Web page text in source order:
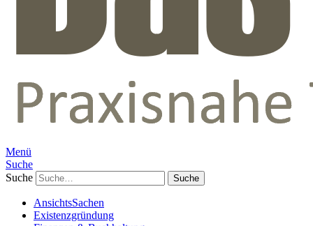
Menü
Suche
Suche
AnsichtsSachen
Existenzgründung